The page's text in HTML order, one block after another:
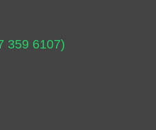
359 6107)